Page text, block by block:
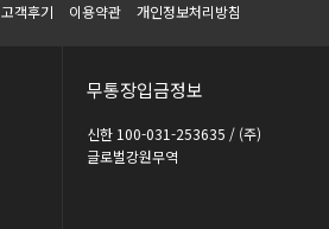
고객후기 이용약관 개인정보처리방침
무통장입금정보
신한 100-031-253635 / (주)
글로벌강원무역